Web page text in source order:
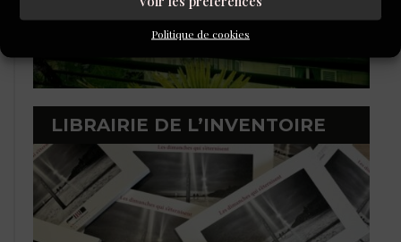
Politique de cookies
LIBRAIRIE DE L’INVENTOIRE